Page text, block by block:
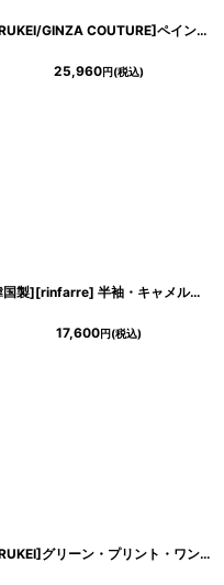
[ERUKEI/GINZA COUTURE]ペイント柄・プリント・サテン・首元フリル・ウエストマーク・アメリカンスリーブ・マキシ・Aライン・ロングドレス[送料無料]
25,960円(税込)
[韓国製][rinfarre] 半袖・キャメル・花柄・エレガント・Vネック・カシュクール・半袖・マキシ・ロングドレス・ラップワンピース [山崎みどり着用][送料無料]mycm
17,600円(税込)
[ERUKEI]グリーン・プリント・ワンショルダー・プリーツ・エレガント・ロングドレス[送料無料]